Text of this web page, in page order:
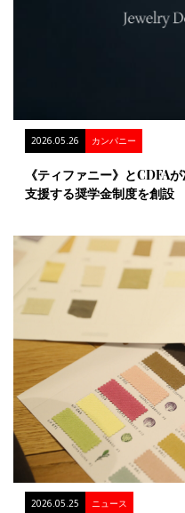
2026.05.26 カンパニー
《ティファニー》とCDFA
支援する奨学金制度を創設
2026.05.25 ニュース